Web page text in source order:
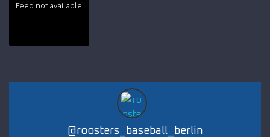
Feed not available
@roosters_baseball_berlin